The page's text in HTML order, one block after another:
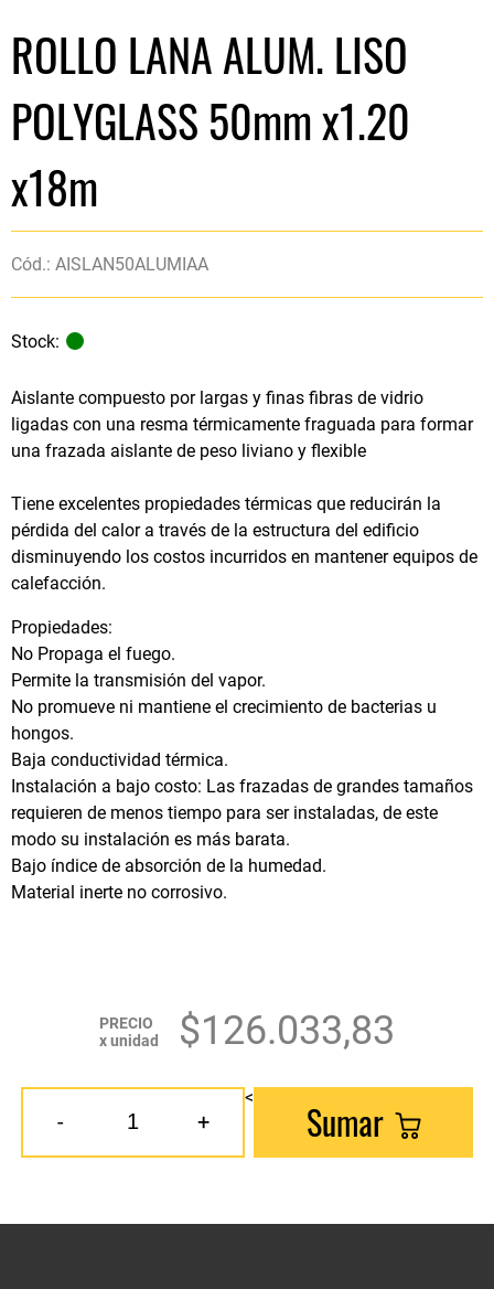
ROLLO LANA ALUM. LISO
POLYGLASS 50mm x1.20
x18m
Cód.: AISLAN50ALUMIAA
Stock:
Aislante compuesto por largas y finas fibras de vidrio
ligadas con una resma térmicamente fraguada para formar
una frazada aislante de peso liviano y flexible
Tiene excelentes propiedades térmicas que reducirán la
pérdida del calor a través de la estructura del edificio
disminuyendo los costos incurridos en mantener equipos de
calefacción.
Propiedades:
No Propaga el fuego.
Permite la transmisión del vapor.
No promueve ni mantiene el crecimiento de bacterias u
hongos.
Baja conductividad térmica.
Instalación a bajo costo: Las frazadas de grandes tamaños
requieren de menos tiempo para ser instaladas, de este
modo su instalación es más barata.
Bajo índice de absorción de la humedad.
Material inerte no corrosivo.
PRECIO
x unidad
$126.033,83
- +
< Sumar